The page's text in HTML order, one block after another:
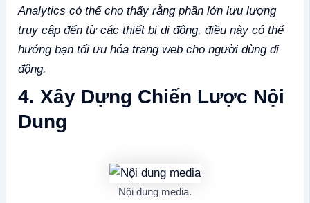
Analytics có thể cho thấy rằng phần lớn lưu lượng
truy cập đến từ các thiết bị di động, điều này có thể
hướng bạn tối ưu hóa trang web cho người dùng di
động.
4. Xây Dựng Chiến Lược Nội
Dung
Nội dung media.